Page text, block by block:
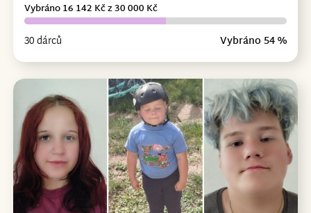
30 dárců Vybráno 54 %
Vybráno 16 142 Kč z 30 000 Kč